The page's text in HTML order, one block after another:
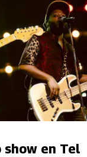
show en Tel